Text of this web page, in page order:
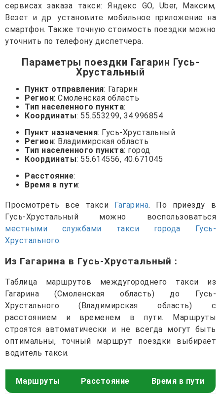
сервисах заказа такси: Яндекс GO, Uber, Максим,
Везет и др. установите мобильное приложение на
смартфон. Также точную стоимость поездки можно
уточнить по телефону диспетчера.
Параметры поездки Гагарин Гусь-
Хрустальный
Пункт отправления: Гагарин
Регион: Смоленская область
Тип населенного пункта:
Координаты: 55.553299, 34.996854
Пункт назначения: Гусь-Хрустальный
Регион: Владимирская область
Тип населенного пункта: город
Координаты: 55.614556, 40.671045
Расстояние:
Время в пути:
Просмотреть все такси Гагарина. По приезду в
Гусь-Хрустальный можно воспользоваться
местными службами такси города Гусь-
Хрустального.
Из Гагарина в Гусь-Хрустальный :
Таблица маршрутов междугороднего такси из
Гагарина (Смоленская область) до Гусь-
Хрустального (Владимирская область) с
расстоянием и временем в пути. Маршруты
строятся автоматически и не всегда могут быть
оптимальны, точный маршрут поездки выбирает
водитель такси.
Маршруты Расстояние Время в пути